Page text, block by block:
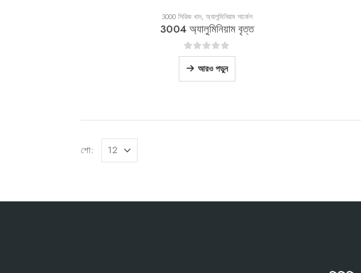
3000 সিরিজ খাদ, অ্যালুমিনিয়াম সার্কেল
3004 অ্যালুমিনিয়াম বৃত্ত
0বাইরে 5
আরও পড়ুন
শো: